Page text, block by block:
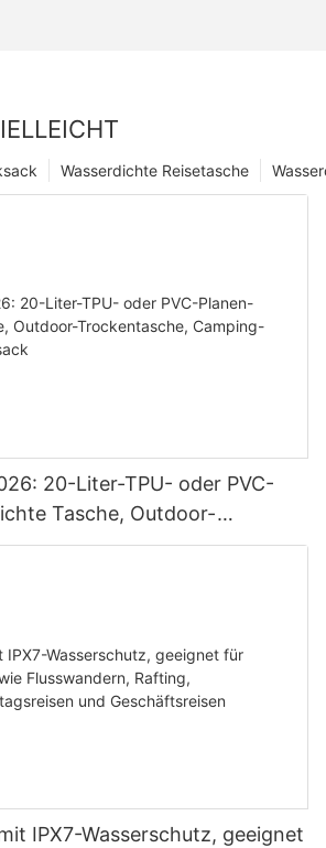
Wasserdichte Reisetasche
20-Liter-TPU- oder PVC-
Tasche, Outdoor-
Wasserdichter
IPX7-Wasserschutz, geeignet